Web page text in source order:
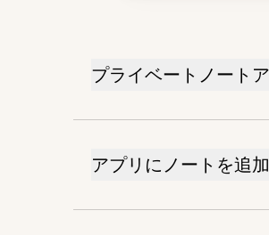
プライベートノート
アプリにノートを追